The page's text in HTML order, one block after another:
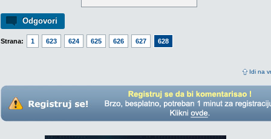
Odgovori
Strana: 1 623 624 625 626 627 628
Idi na